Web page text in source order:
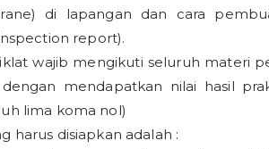
di lapangan dan cara
report).
wajib mengikuti seluruh materi
mendapatkan nilai hasil
lima koma nol)
harus disiapkan adalah :